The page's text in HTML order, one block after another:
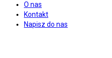
O nas
Kontakt
Napisz do nas